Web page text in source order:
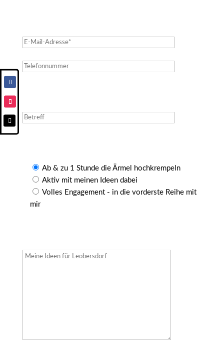
Ab & zu 1 Stunde die Ärmel hochkrempeln
Aktiv mit meinen Ideen dabei
Volles Engagement - in die vorderste Reihe mit
mir
